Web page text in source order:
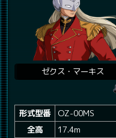
ゼクス・マーキス
形式型番
OZ-00MS
全高
17.4m